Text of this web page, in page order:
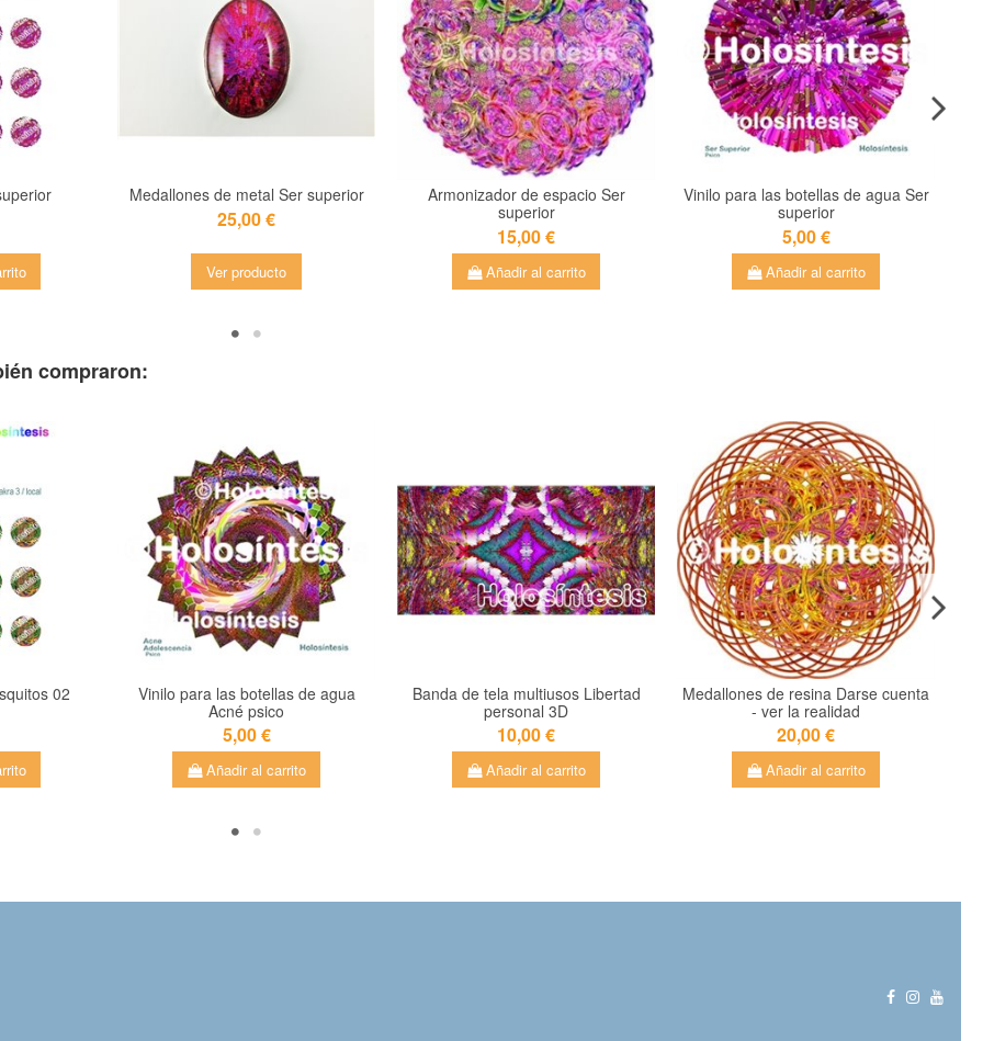
Medallones de metal Ser superior
25,00 €
Ver producto
Armonizador de espacio Ser
superior
15,00 €
Añadir al carrito
Vinilo para las botellas de agua Ser
superior
5,00 €
Añadir al carrito
compraron:
02
Vinilo para las botellas de agua
Acné psico
5,00 €
Añadir al carrito
Banda de tela multiusos Libertad
personal 3D
10,00 €
Añadir al carrito
Medallones de resina Darse cuenta
- ver la realidad
20,00 €
Añadir al carrito